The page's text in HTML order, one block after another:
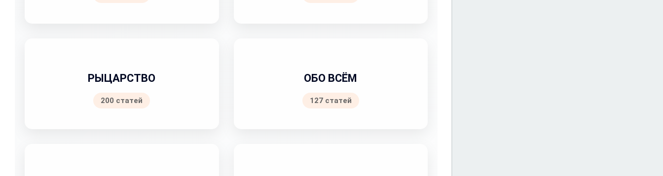
РЫЦАРСТВО
200 статей
ОБО ВСЁМ
127 статей